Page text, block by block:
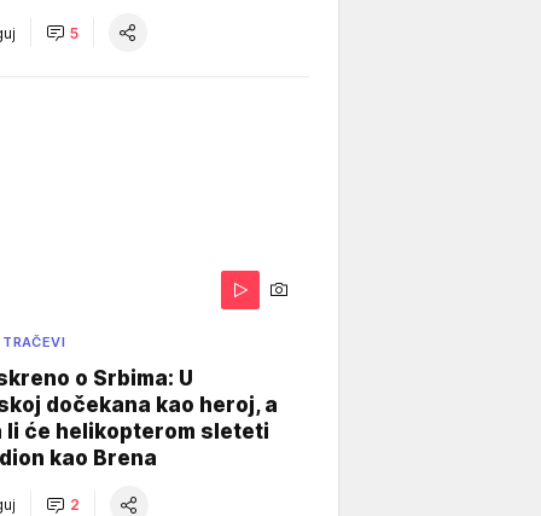
5
o Srbima: U
dočekana kao heroj, a
li će helikopterom sleteti
kao Brena
2